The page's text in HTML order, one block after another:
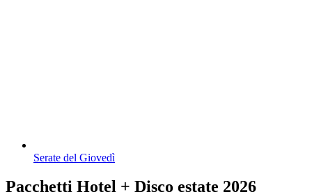
Serate del Giovedì
Pacchetti Hotel + Disco estate 2026